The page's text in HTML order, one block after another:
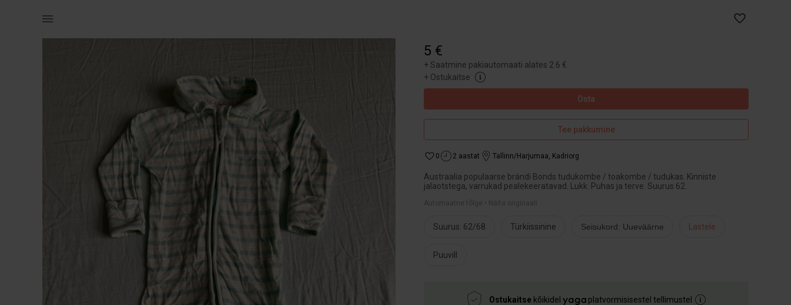
5 €
+Saatmine pakiautomaati alates 2.6 €
+ Ostukaitse
Osta
Tee pakkumine
0 2 aastat Tallinn/Harjumaa, Kadriorg
Austraalia populaarse brändi Bonds tudukombe / toakombe / tudukas. Kinniste
jalaotstega, varrukad pealekeeratavad. Lukk. Puhas ja terve. Suurus 62.
Suurus: 62/68 Türkiissinine Seisukord: Uueväärne Lastele
Puuvill
Ostukaitse kõikidel platvormisisestel tellimustel